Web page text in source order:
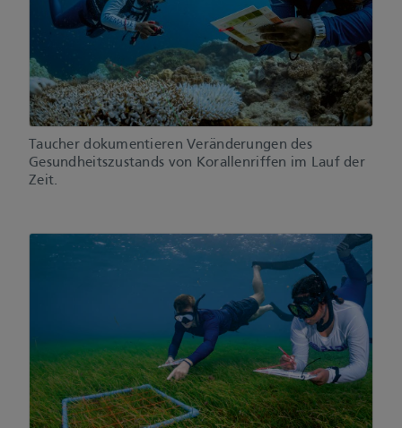
Taucher dokumentieren Veränderungen des
Gesundheitszustands von Korallenriffen im Lauf der
Zeit.